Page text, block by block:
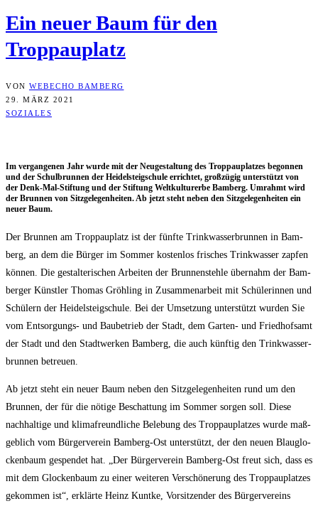
Ein neu­er Baum für den
Troppauplatz
VON WEBECHO BAMBERG
29. MÄRZ 2021
SOZIALES
Im ver­gan­ge­nen Jahr wur­de mit der Neu­ge­stal­tung des Trop­pau­plat­zes begon­nen
und der Schul­brun­nen der Hei­del­steig­schu­le errich­tet, groß­zü­gig unter­stützt von
der Denk-Mal-Stif­tung und der Stif­tung Welt­kul­tur­er­be Bam­berg. Umrahmt wird
der Brun­nen von Sitz­ge­le­gen­hei­ten. Ab jetzt steht neben den Sitz­ge­le­gen­hei­ten ein
neu­er Baum.
Der Brun­nen am Trop­pau­platz ist der fünf­te Trink­was­ser­brun­nen in Bam­
berg, an dem die Bür­ger im Som­mer kos­ten­los fri­sches Trink­was­ser zap­fen
kön­nen. Die gestal­te­ri­schen Arbei­ten der Brun­nen­steh­le über­nahm der Bam­
ber­ger Künst­ler Tho­mas Gröh­ling in Zusam­men­ar­beit mit Schü­le­rin­nen und
Schü­lern der Hei­del­steig­schu­le. Bei der Umset­zung unter­stützt wur­den Sie
vom Ent­sor­gungs- und Bau­be­trieb der Stadt, dem Gar­ten- und Fried­hofs­amt
der Stadt und den Stadt­wer­ken Bam­berg, die auch künf­tig den Trink­was­ser­
brun­nen betreuen.
Ab jetzt steht ein neu­er Baum neben den Sitz­ge­le­gen­hei­ten rund um den
Brun­nen, der für die nöti­ge Beschat­tung im Som­mer sor­gen soll. Die­se
nach­hal­ti­ge und kli­ma­freund­li­che Bele­bung des Trop­pau­plat­zes wur­de maß­
geb­lich vom Bür­ger­ver­ein Bam­berg-Ost unter­stützt, der den neu­en Blau­glo­
cken­baum gespen­det hat. „Der Bür­ger­ver­ein Bam­berg-Ost freut sich, dass es
mit dem Glo­cken­baum zu einer wei­te­ren Ver­schö­ne­rung des Trop­pau­plat­zes
gekom­men ist“, erklär­te Heinz Kunt­ke, Vor­sit­zen­der des Bür­ger­ver­eins